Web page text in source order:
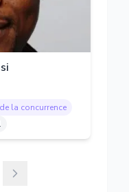
la concurrence